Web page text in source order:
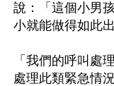
說：「這個小男
小就能做得如此出
「我們的呼叫處
處理此類緊急情